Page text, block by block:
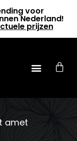
voor
Nederland!
prijzen
0
amet